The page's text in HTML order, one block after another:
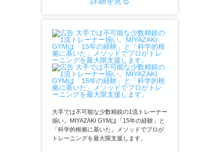
大手では不可能な少数精鋭の1流トレーナー
揃い。MIYAZAKI GYMは「15年の経験」と
「科学的根拠に基いた」メソッドでプロが
トレーニングを最大限支援します。